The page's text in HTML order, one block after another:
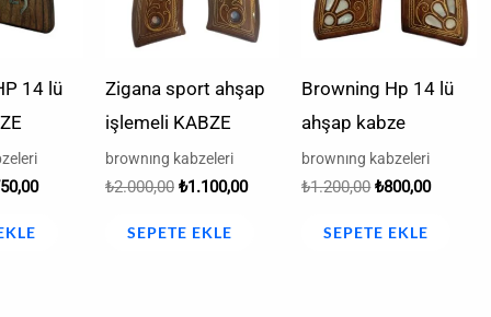
14 lü
Zigana sport ahşap
işlemeli KABZE
brownıng kabzeleri
₺2.000,00 ₺1.100,00
SEPETE EKLE
Browning Hp 14 lü
ahşap kabze
brownıng kabzeleri
₺1.200,00 ₺800,00
SEPETE EKLE